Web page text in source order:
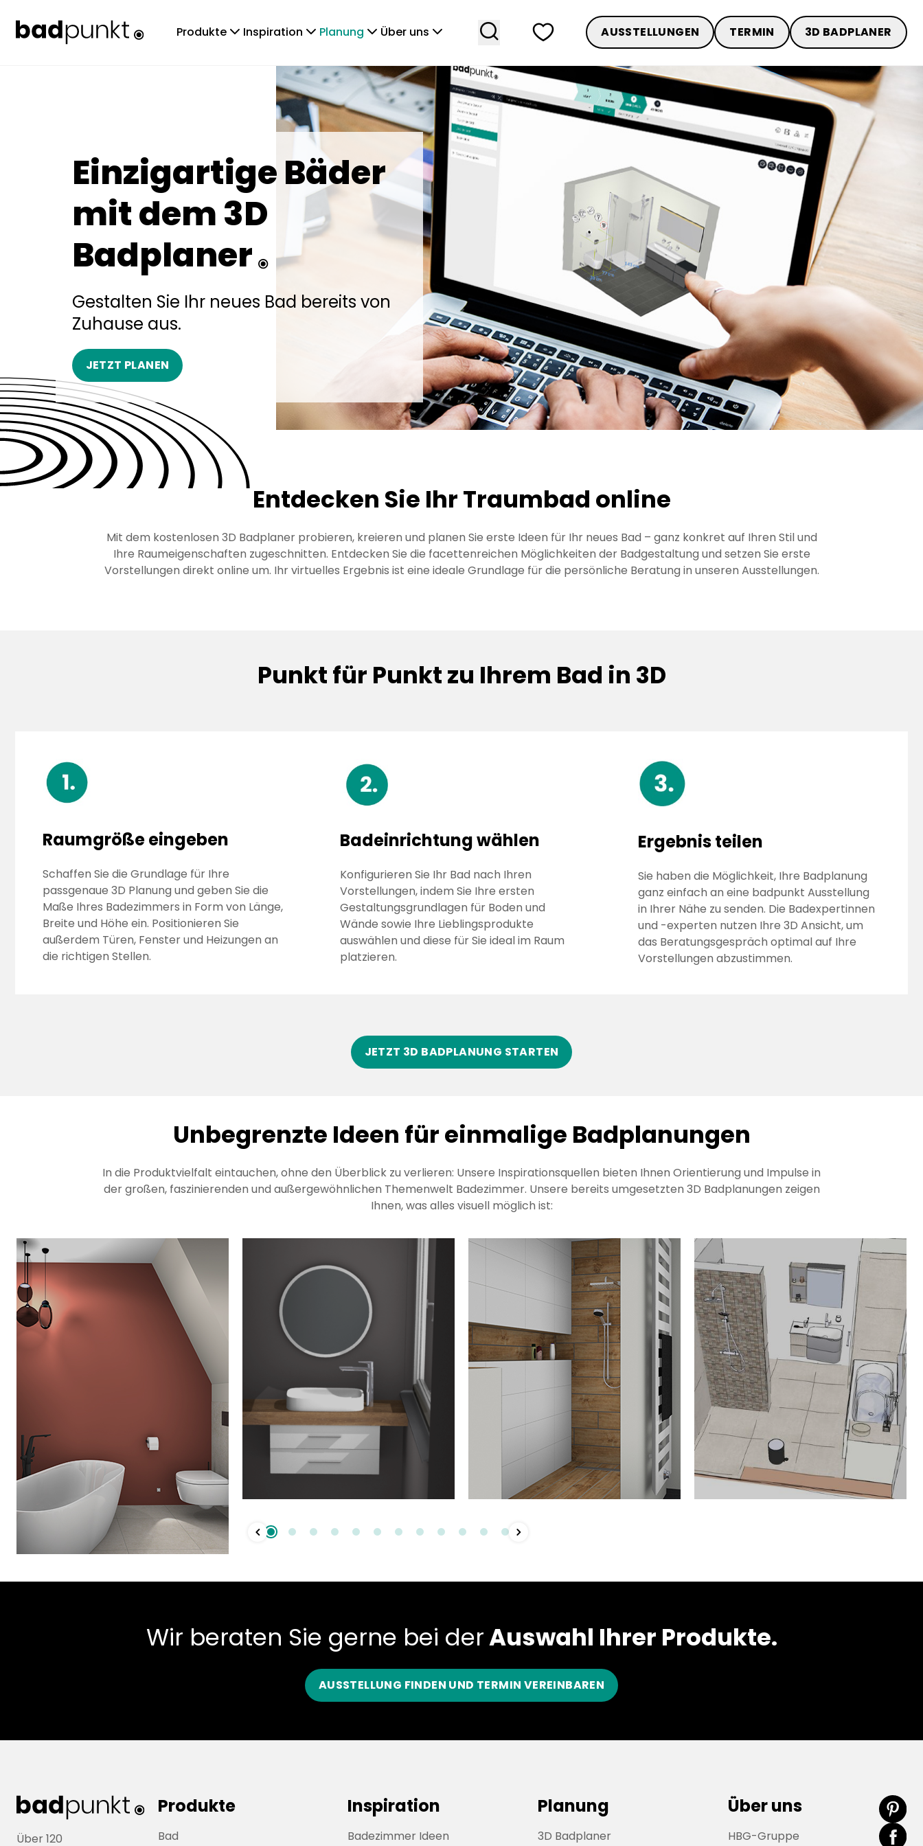
Produkte chevronDown Inspiration chevronDown Planung chevronDown Über uns chevronDown search heart AUSSTELLUNGEN TERMIN 3D BADPLANER
Einzigartige Bäder
mit dem 3D
Badplaner
Gestalten Sie Ihr neues Bad bereits von
Zuhause aus.
JETZT PLANEN
Entdecken Sie Ihr Traumbad online
Mit dem kostenlosen 3D Badplaner probieren, kreieren und planen Sie erste Ideen für Ihr neues Bad – ganz konkret auf Ihren Stil und
Ihre Raumeigenschaften zugeschnitten. Entdecken Sie die facettenreichen Möglichkeiten der Badgestaltung und setzen Sie erste
Vorstellungen direkt online um. Ihr virtuelles Ergebnis ist eine ideale Grundlage für die persönliche Beratung in unseren Ausstellungen.
Punkt für Punkt zu Ihrem Bad in 3D
Raumgröße eingeben
Schaffen Sie die Grundlage für Ihre
passgenaue 3D Planung und geben Sie die
Maße Ihres Badezimmers in Form von Länge,
Breite und Höhe ein. Positionieren Sie
außerdem Türen, Fenster und Heizungen an
die richtigen Stellen.
Badeinrichtung wählen
Konfigurieren Sie Ihr Bad nach Ihren
Vorstellungen, indem Sie Ihre ersten
Gestaltungsgrundlagen für Boden und
Wände sowie Ihre Lieblingsprodukte
auswählen und diese für Sie ideal im Raum
platzieren.
Ergebnis teilen
Sie haben die Möglichkeit, Ihre Badplanung
ganz einfach an eine badpunkt Ausstellung
in Ihrer Nähe zu senden. Die Badexpertinnen
und -experten nutzen Ihre 3D Ansicht, um
das Beratungsgespräch optimal auf Ihre
Vorstellungen abzustimmen.
JETZT 3D BADPLANUNG STARTEN
Unbegrenzte Ideen für einmalige Badplanungen
In die Produktvielfalt eintauchen, ohne den Überblick zu verlieren: Unsere Inspirationsquellen bieten Ihnen Orientierung und Impulse in
der großen, faszinierenden und außergewöhnlichen Themenwelt Badezimmer. Unsere bereits umgesetzten 3D Badplanungen zeigen
Ihnen, was alles visuell möglich ist:
chevronLeft chevronRight
Wir beraten Sie gerne bei derAuswahl Ihrer Produkte.
AUSSTELLUNG FINDEN UND TERMIN VEREINBAREN
Über 120
Produkte
Bad
Inspiration
Badezimmer Ideen
Planung
3D Badplaner
Über uns
HBG-Gruppe